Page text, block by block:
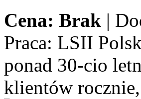
Cena: Brak |
Praca: LSII
ponad 30-cio
klientów